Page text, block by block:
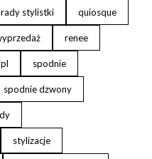
stylistki quiosque
renee
spodnie
spodnie dzwony
stylizacje